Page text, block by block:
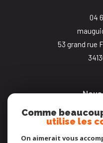
04
53 grand rue
Comme
utilise les
On aimerait vous